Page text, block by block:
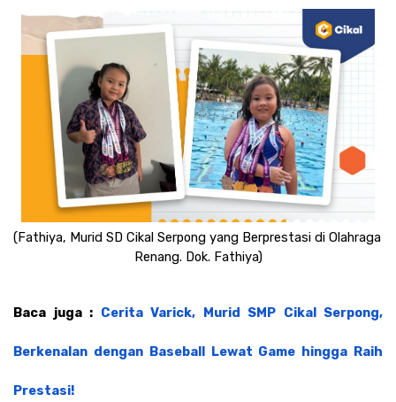
(Fathiya, Murid SD Cikal Serpong yang Berprestasi di Olahraga
Renang. Dok. Fathiya)
Baca juga : Cerita Varick, Murid SMP Cikal Serpong,
Berkenalan dengan Baseball Lewat Game hingga Raih
Prestasi!